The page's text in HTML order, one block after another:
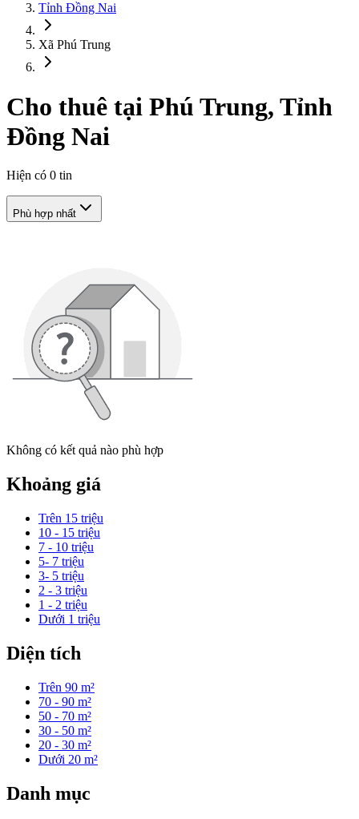
Tỉnh Đồng Nai
Xã Phú Trung
Cho thuê tại Phú Trung, Tỉnh
Đồng Nai
Hiện có 0 tin
Phù hợp nhất
Không có kết quả nào phù hợp
Khoảng giá
Trên 15 triệu
10 - 15 triệu
7 - 10 triệu
5- 7 triệu
3- 5 triệu
2 - 3 triệu
1 - 2 triệu
Dưới 1 triệu
Diện tích
Trên 90 m²
70 - 90 m²
50 - 70 m²
30 - 50 m²
20 - 30 m²
Dưới 20 m²
Danh mục